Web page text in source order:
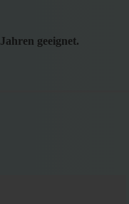
geeignet.